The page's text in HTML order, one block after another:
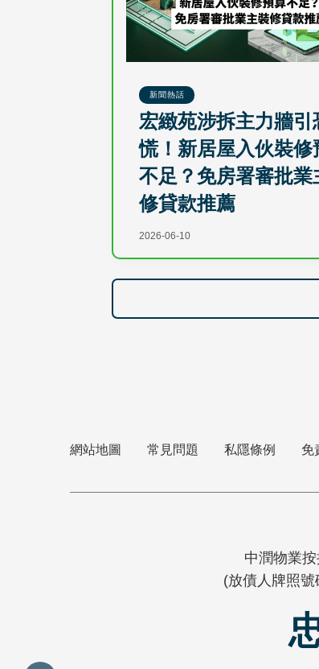
新聞熱話
宏緻苑涉拆主力牆引
慌！新居屋入伙裝修
不足？免房署審批業
修貸款推薦
2026-06-10
網站地圖 常見問題 私隱條例 免
中潤物業
(放債人牌照